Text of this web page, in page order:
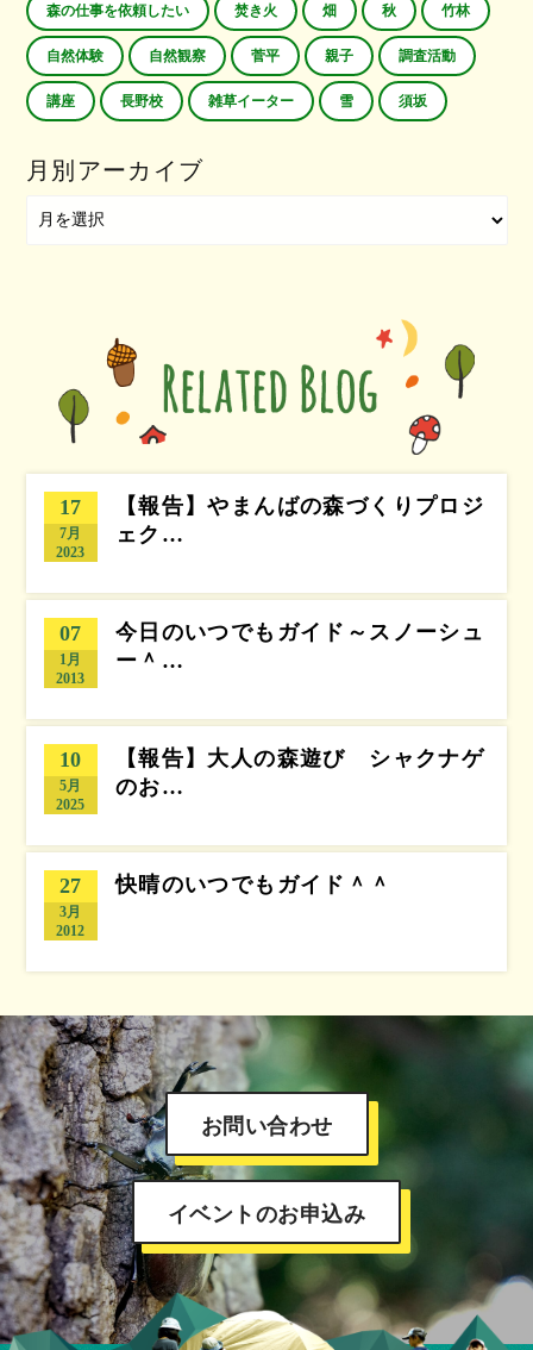
森の仕事を依頼したい 焚き火 畑 秋 竹林
自然体験 自然観察 菅平 親子 調査活動
講座 長野校 雑草イーター 雪 須坂
月別アーカイブ
17
7月
2023
【報告】やまんばの森づくりプロジ
ェク…
07
1月
2013
今日のいつでもガイド～スノーシュ
ー＾…
10
5月
2025
【報告】大人の森遊び シャクナゲ
のお…
27
3月
2012
快晴のいつでもガイド＾＾
お問い合わせ
イベントのお申込み